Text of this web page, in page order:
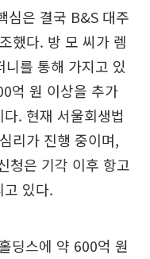
심은 결국 B&S 대주
했다. 방 모 씨가 렘
를 통해 가지고 있
억 원 이상을 추가
. 현재 서울회생법
리가 진행 중이며,
청은 기각 이후 항고
있다.
딩스에 약 600억 원